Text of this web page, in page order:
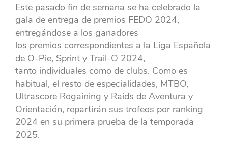
Este pasado fin de semana se ha celebrado la
gala de entrega de premios FEDO 2024,
entregándose a los ganadores
los premios correspondientes a la Liga Española
de O-Pie, Sprint y Trail-O 2024,
tanto individuales como de clubs. Como es
habitual, el resto de especialidades, MTBO,
Ultrascore Rogaining y Raids de Aventura y
Orientación, repartirán sus trofeos por ranking
2024 en su primera prueba de la temporada
2025.